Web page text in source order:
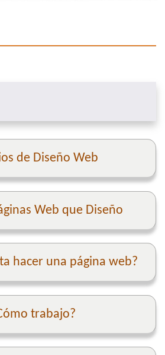
de Diseño Web
Web que Diseño
hacer una página web?
trabajo?